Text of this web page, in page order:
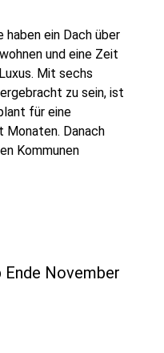
haben ein Dach über
und eine Zeit
Mit sechs
zu sein, ist
für eine
Monaten. Danach
Kommunen
November